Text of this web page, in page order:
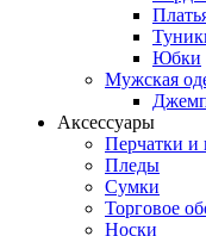
Юбки
Мужская
Аксессуары
Перчатки и
Пледы
Сумки
Торговое
Носки